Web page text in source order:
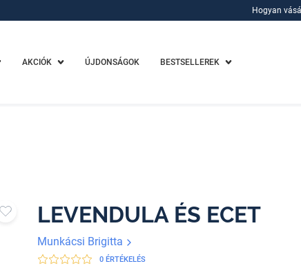
Hogyan
AKCIÓK ÚJDONSÁGOK BESTSELLEREK
LEVENDULA ÉS ECET
Munkácsi Brigitta
0 ÉRTÉKELÉS